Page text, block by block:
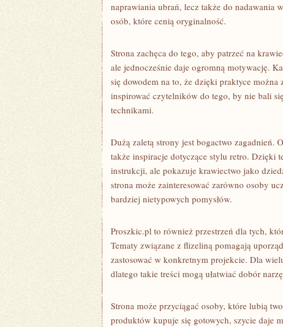
naprawiania ubrań, lecz także do nadawania
osób, które cenią oryginalność.
Strona zachęca do tego, aby patrzeć na
ale jednocześnie daje ogromną motywację.
się dowodem na to, że dzięki praktyce
inspirować czytelników do tego, by nie bali
technikami.
Dużą zaletą strony jest bogactwo zagadnień.
także inspiracje dotyczące stylu retro. Dzięki
instrukcji, ale pokazuje krawiectwo jako
strona może zainteresować zarówno osoby
bardziej nietypowych pomysłów.
Proszkic.pl to również przestrzeń dla tych,
Tematy związane z flizeliną pomagają
zastosować w konkretnym projekcie. Dla
dlatego takie treści mogą ułatwiać dobór
Strona może przyciągać osoby, które lubią
produktów kupuje się gotowych, szycie daje